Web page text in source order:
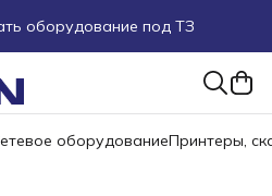
оборудование под ТЗ
работы
на e-mail или в чат
оборудованиеПринтеры,